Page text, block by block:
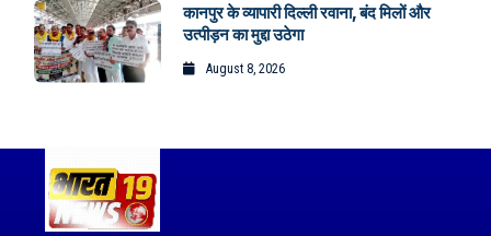
कानपुर के व्यापारी दिल्ली रवाना, बंद मिलों और
उत्पीड़न का मुद्दा उठेगा
August 8, 2026